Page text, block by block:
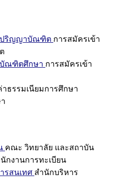
ปริญญาบัณฑิต การสมัครเข้า
บัณฑิตศึกษา การสมัครเข้า
าธรรมเนียมการศึกษา
คณะ วิทยาลัย และสถาบัน
กงานการทะเบียน
รสนเทศ สำนักบริหาร